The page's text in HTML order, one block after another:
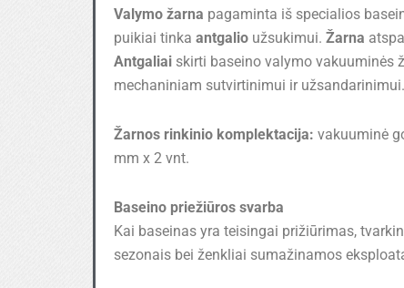
Valymo žarna pagaminta iš specialios
puikiai tinka antgalio užsukimui. Žarna
Antgaliai skirti baseino valymo vakuuminės
mechaniniam sutvirtinimui ir užsandarinimui.
Žarnos rinkinio komplektacija: vakuuminė
mm x 2 vnt.
Baseino priežiūros svarba
Kai baseinas yra teisingai prižiūrimas,
sezonais bei ženkliai sumažinamos